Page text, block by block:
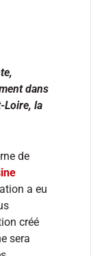
dans
Loire, la
de
a eu
créé
sera